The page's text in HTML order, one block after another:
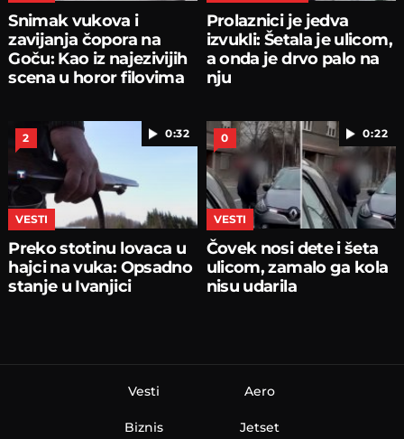
Snimak vukova i
zavijanja čopora na
Goču: Kao iz najezivijih
scena u horor filovima
Prolaznici je jedva
izvukli: Šetala je ulicom,
a onda je drvo palo na
nju
0:32
2
VESTI
Preko stotinu lovaca u
hajci na vuka: Opsadno
stanje u Ivanjici
0:22
0
VESTI
Čovek nosi dete i šeta
ulicom, zamalo ga kola
nisu udarila
Vesti
Biznis
Aero
Jetset